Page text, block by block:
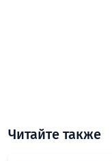
Читайте также